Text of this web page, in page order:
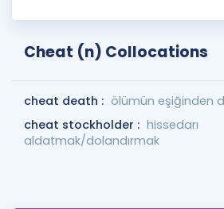
Cheat (n) Collocations
cheat death : ölümün eşiğinden
cheat stockholder : hissedarı
aldatmak/dolandırmak